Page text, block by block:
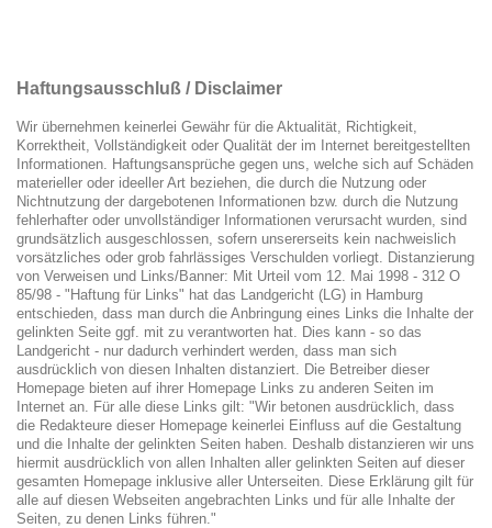
Haftungsausschluß / Disclaimer
Wir übernehmen keinerlei Gewähr für die Aktualität, Richtigkeit,
Korrektheit, Vollständigkeit oder Qualität der im Internet bereitgestellten
Informationen. Haftungsansprüche gegen uns, welche sich auf Schäden
materieller oder ideeller Art beziehen, die durch die Nutzung oder
Nichtnutzung der dargebotenen Informationen bzw. durch die Nutzung
fehlerhafter oder unvollständiger Informationen verursacht wurden, sind
grundsätzlich ausgeschlossen, sofern unsererseits kein nachweislich
vorsätzliches oder grob fahrlässiges Verschulden vorliegt. Distanzierung
von Verweisen und Links/Banner: Mit Urteil vom 12. Mai 1998 - 312 O
85/98 - "Haftung für Links" hat das Landgericht (LG) in Hamburg
entschieden, dass man durch die Anbringung eines Links die Inhalte der
gelinkten Seite ggf. mit zu verantworten hat. Dies kann - so das
Landgericht - nur dadurch verhindert werden, dass man sich
ausdrücklich von diesen Inhalten distanziert. Die Betreiber dieser
Homepage bieten auf ihrer Homepage Links zu anderen Seiten im
Internet an. Für alle diese Links gilt: "Wir betonen ausdrücklich, dass
die Redakteure dieser Homepage keinerlei Einfluss auf die Gestaltung
und die Inhalte der gelinkten Seiten haben. Deshalb distanzieren wir uns
hiermit ausdrücklich von allen Inhalten aller gelinkten Seiten auf dieser
gesamten Homepage inklusive aller Unterseiten. Diese Erklärung gilt für
alle auf diesen Webseiten angebrachten Links und für alle Inhalte der
Seiten, zu denen Links führen."